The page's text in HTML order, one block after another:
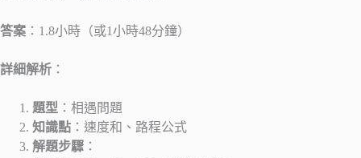
答案 ：1.8小時（或1小時48分鐘）
詳細解析 ：
題型 ：相遇問題
知識點 ：速度和、路程公式
解題步驟 ：